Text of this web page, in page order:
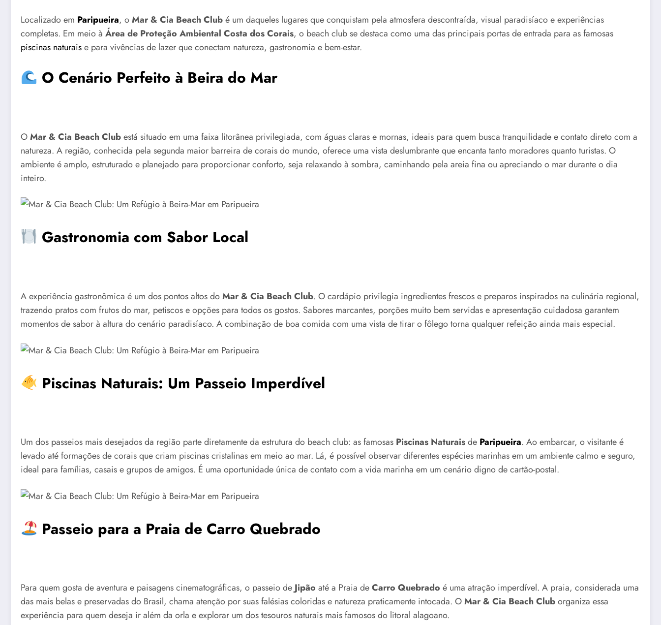
Localizado em Paripueira, oMar & Cia Beach Clubé um daqueles lugares que conquistam pela atmosfera descontraída, visual paradisíaco e experiências
completas. Em meio à Área de Proteção Ambiental Costa dos Corais, o beach club se destaca como uma das principais portas de entrada para as famosas
piscinas naturaise para vivências de lazer que conectam natureza, gastronomia e bem-estar.
O Cenário Perfeito à Beira do Mar
OMar & Cia Beach Clubestá situado em uma faixa litorânea privilegiada, com águas claras e mornas, ideais para quem busca tranquilidade e contato direto com a
natureza. A região, conhecida pela segunda maior barreira de corais do mundo, oferece uma vista deslumbrante que encanta tanto moradores quanto turistas. O
ambiente é amplo, estruturado e planejado para proporcionar conforto, seja relaxando à sombra, caminhando pela areia fina ou apreciando o mar durante o dia
inteiro.
Gastronomia com Sabor Local
A experiência gastronômica é um dos pontos altos doMar & Cia Beach Club. O cardápio privilegia ingredientes frescos e preparos inspirados na culinária regional,
trazendo pratos com frutos do mar, petiscos e opções para todos os gostos. Sabores marcantes, porções muito bem servidas e apresentação cuidadosa garantem
momentos de sabor à altura do cenário paradisíaco. A combinação de boa comida com uma vista de tirar o fôlego torna qualquer refeição ainda mais especial.
Piscinas Naturais: Um Passeio Imperdível
Um dos passeios mais desejados da região parte diretamente da estrutura do beach club: as famosas Piscinas Naturaisde Paripueira. Ao embarcar, o visitante é
levado até formações de corais que criam piscinas cristalinas em meio ao mar. Lá, é possível observar diferentes espécies marinhas em um ambiente calmo e seguro,
ideal para famílias, casais e grupos de amigos. É uma oportunidade única de contato com a vida marinha em um cenário digno de cartão-postal.
Passeio para a Praia de Carro Quebrado
Para quem gosta de aventura e paisagens cinematográficas, o passeio deJipão até a Praia deCarro Quebrado é uma atração imperdível. A praia, considerada uma
das mais belas e preservadas do Brasil, chama atenção por suas falésias coloridas e natureza praticamente intocada. OMar & Cia Beach Cluborganiza essa
experiência para quem deseja ir além da orla e explorar um dos tesouros naturais mais famosos do litoral alagoano.